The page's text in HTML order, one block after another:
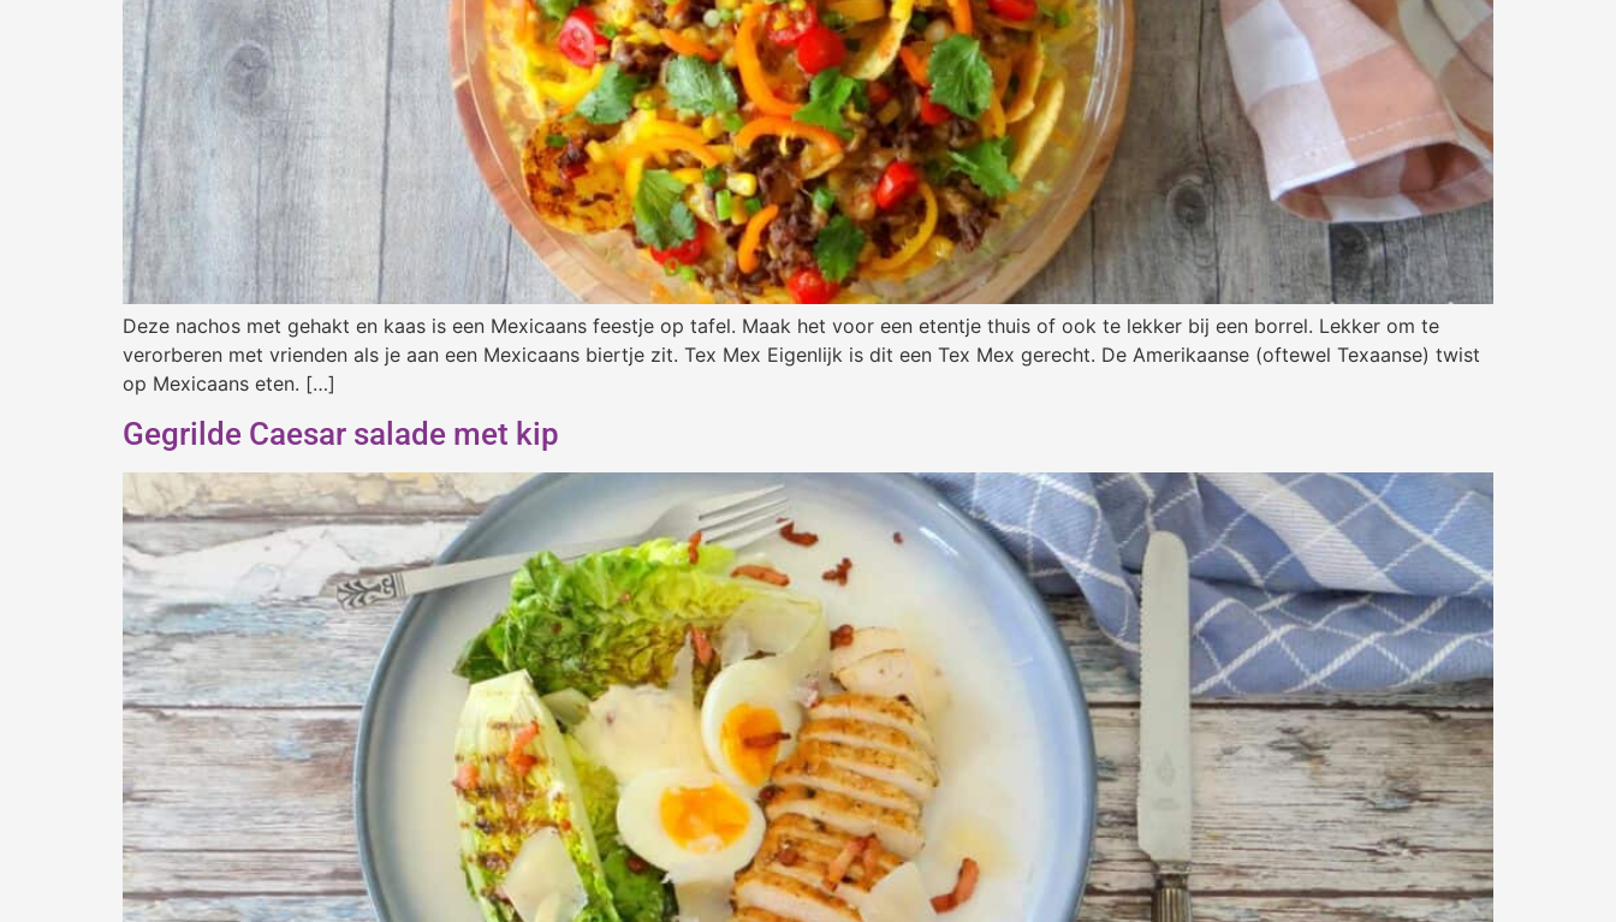
Deze nachos met gehakt en kaas is een Mexicaans feestje op tafel. Maak het voor een etentje thuis of ook te lekker bij een borrel. Lekker om te
verorberen met vrienden als je aan een Mexicaans biertje zit. Tex Mex Eigenlijk is dit een Tex Mex gerecht. De Amerikaanse (oftewel Texaanse) twist
op Mexicaans eten. […]
Gegrilde Caesar salade met kip